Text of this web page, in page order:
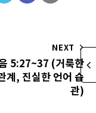
NEXT
5:27~37 (거룩한
계, 진실한 언어 습
관)